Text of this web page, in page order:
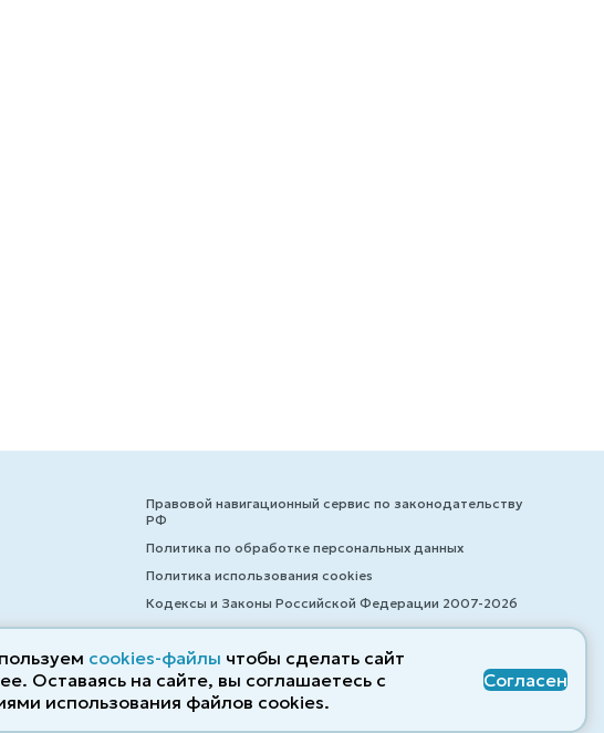
Правовой навигационный сервис по законодательству
РФ
Политика по обработке персональных данных
Политика использования cookies
Кодексы и Законы Российской Федерации 2007-2026
© ZAKONRF.INFO
cookies-файлы чтобы сделать сайт
Оставаясь на сайте, вы соглашаетесь с
использования файлов cооkies.
Согласен